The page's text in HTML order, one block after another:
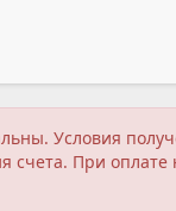
Условия
счета. При